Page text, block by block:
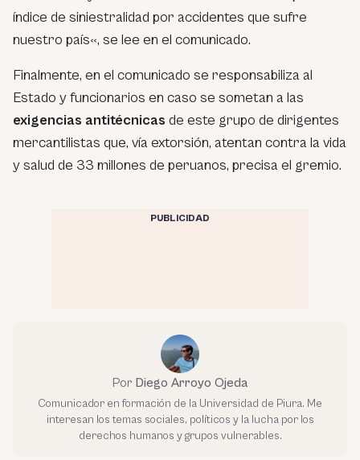
índice de siniestralidad por accidentes que sufre
nuestro país«, se lee en el comunicado.
Finalmente, en el comunicado se responsabiliza al
Estado y funcionarios en caso se sometan a las
exigencias antitécnicas de este grupo de dirigentes
mercantilistas que, vía extorsión, atentan contra la vida
y salud de 33 millones de peruanos, precisa el gremio.
PUBLICIDAD
Por Diego Arroyo Ojeda
Comunicador en formación de la Universidad de Piura. Me
interesan los temas sociales, políticos y la lucha por los
derechos humanos y grupos vulnerables.